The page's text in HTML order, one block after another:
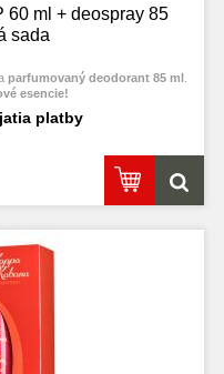
60 ml + deospray 85
sada
parfumovaný deodorant 85 ml
esencie!
platby